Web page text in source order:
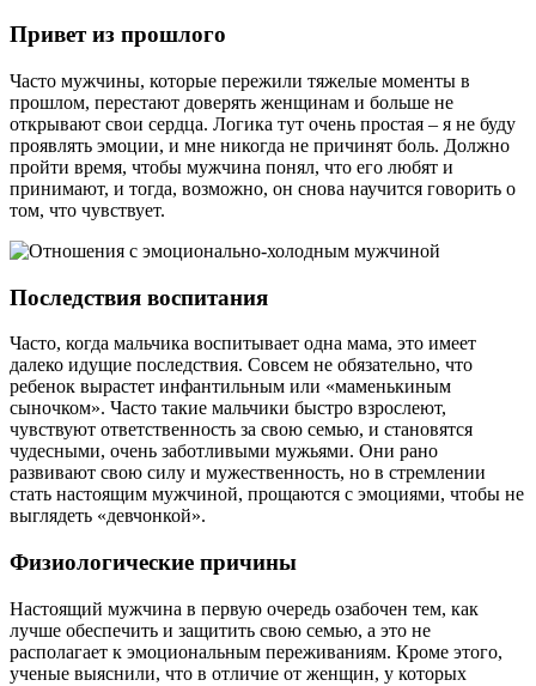
Привет из прошлого
Часто мужчины, которые пережили тяжелые моменты в
прошлом, перестают доверять женщинам и больше не
открывают свои сердца. Логика тут очень простая – я не буду
проявлять эмоции, и мне никогда не причинят боль. Должно
пройти время, чтобы мужчина понял, что его любят и
принимают, и тогда, возможно, он снова научится говорить о
том, что чувствует.
Последствия воспитания
Часто, когда мальчика воспитывает одна мама, это имеет
далеко идущие последствия. Совсем не обязательно, что
ребенок вырастет инфантильным или «маменькиным
сыночком». Часто такие мальчики быстро взрослеют,
чувствуют ответственность за свою семью, и становятся
чудесными, очень заботливыми мужьями. Они рано
развивают свою силу и мужественность, но в стремлении
стать настоящим мужчиной, прощаются с эмоциями, чтобы не
выглядеть «девчонкой».
Физиологические причины
Настоящий мужчина в первую очередь озабочен тем, как
лучше обеспечить и защитить свою семью, а это не
располагает к эмоциональным переживаниям. Кроме этого,
ученые выяснили, что в отличие от женщин, у которых